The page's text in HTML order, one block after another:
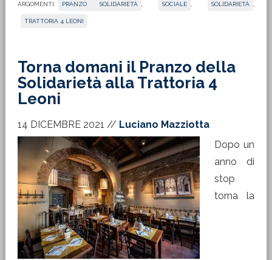
ARGOMENTI: PRANZO SOLIDARIETÀ SOCIALE SOLIDARIETÀ
TRATTORIA 4 LEONI
Torna domani il Pranzo della
Solidarietà alla Trattoria 4
Leoni
14 DICEMBRE 2021 // Luciano Mazziotta
Dopo un
anno di
stop
torna la